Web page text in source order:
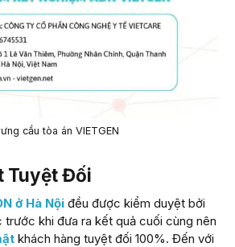
cầu tòa án VIETGEN
Tuyệt Đối
ở Hà Nội đều được kiểm duyệt bởi
khi đưa ra kết quả cuối cùng nên
khách hàng tuyệt đối 100%. Đến với